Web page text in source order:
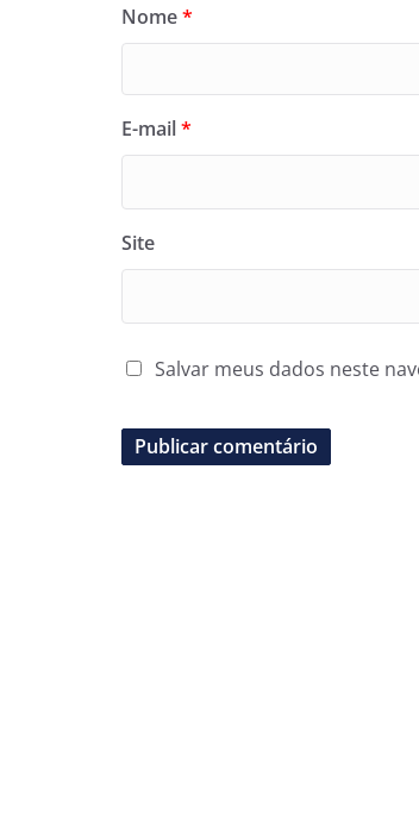
Nome*
E-mail*
Site
Salvar meus dados neste